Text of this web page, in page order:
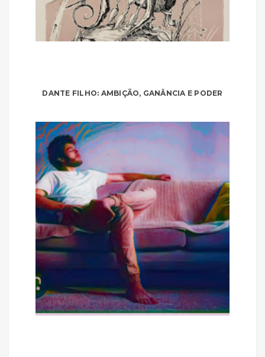
DANTE FILHO: AMBIÇÃO, GANÂNCIA E PODER